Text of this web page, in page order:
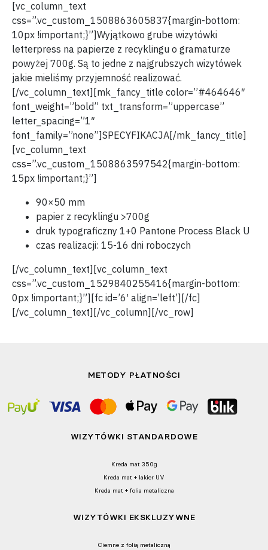
[vc_column_text
css=”.vc_custom_1508863605837{margin-bottom:
10px !important;}”]Wyjątkowo grube wizytówki
letterpress na papierze z recyklingu o gramaturze
powyżej 700g. Są to jedne z najgrubszych wizytówek
jakie mieliśmy przyjemność realizować.
[/vc_column_text][mk_fancy_title color=”#464646″
font_weight=”bold” txt_transform=”uppercase”
letter_spacing=”1″
font_family=”none”]SPECYFIKACJA[/mk_fancy_title]
[vc_column_text
css=”.vc_custom_1508863597542{margin-bottom:
15px !important;}”]
90×50 mm
papier z recyklingu >700g
druk typograficzny 1+0 Pantone Process Black U
czas realizacji: 15-16 dni roboczych
[/vc_column_text][vc_column_text
css=”.vc_custom_1529840255416{margin-bottom:
0px !important;}”][fc id=’6′ align=’left’][/fc]
[/vc_column_text][/vc_column][/vc_row]
METODY PŁATNOŚCI
WIZYTÓWKI STANDARDOWE
Kreda mat 350g
Kreda mat + lakier UV
Kreda mat + folia metaliczna
WIZYTÓWKI EKSKLUZYWNE
Ciemne z folią metaliczną